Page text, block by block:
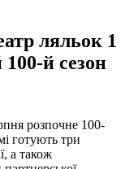
ляльок 1
й сезон
розпочне 100-
готують три
а також